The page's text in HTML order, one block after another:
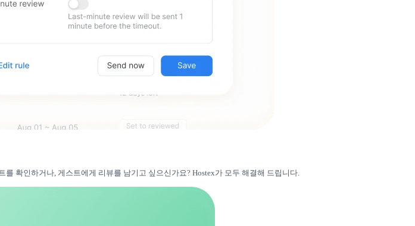
확인하거나, 게스트에게 리뷰를 남기고 싶으신가요? Hostex가 모두 해결해 드립니다.